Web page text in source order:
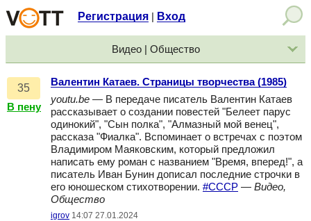
Регистрация Вход
Видео | Общество
35
В пену
Валентин Катаев. Страницы творчества (1985)
youtu.be — В передаче писатель Валентин Катаев
рассказывает о создании повестей "Белеет парус
одинокий", "Сын полка", "Алмазный мой венец",
рассказа "Фиалка". Вспоминает о встречах с поэтом
Владимиром Маяковским, который предложил
написать ему роман с названием "Время, вперед!", а
писатель Иван Бунин дописал последние строчки в
его юношеском стихотворении. #СССР — Видео,
Общество
igrov 14:07 27.01.2024